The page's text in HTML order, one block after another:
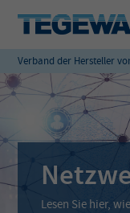
Verband der Hersteller
Lesen Sie hier,